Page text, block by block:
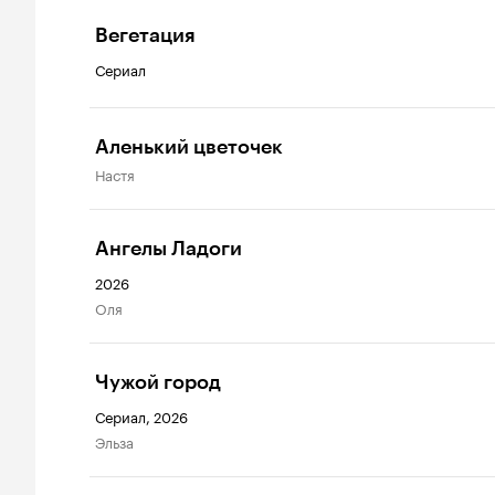
Вегетация
Сериал
Аленький цветочек
Настя
Ангелы Ладоги
2026
Оля
Чужой город
Сериал, 2026
Эльза